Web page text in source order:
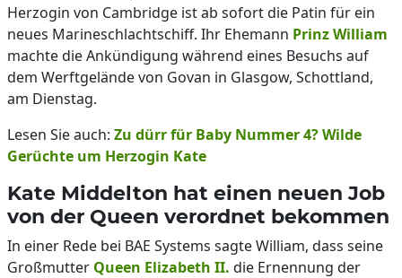
Herzogin von Cambridge ist ab sofort die Patin für ein
neues Marineschlachtschiff. Ihr Ehemann Prinz William
machte die Ankündigung während eines Besuchs auf
dem Werftgelände von Govan in Glasgow, Schottland,
am Dienstag.
Lesen Sie auch: Zu dürr für Baby Nummer 4? Wilde
Gerüchte um Herzogin Kate
Kate Middelton hat einen neuen Job
von der Queen verordnet bekommen
In einer Rede bei BAE Systems sagte William, dass seine
Großmutter Queen Elizabeth II. die Ernennung der